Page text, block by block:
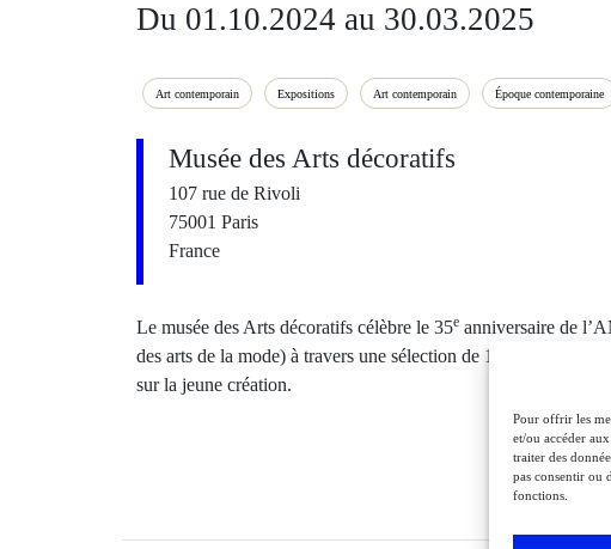
Pour offrir les
et/ou accéder
traiter des
pas consentir ou
fonctions.
Du 01.10.2024 au 30.03.2025
Art contemporain Expositions Art contemporain Époque contemporaine
Musée des Arts décoratifs
107 rue de Rivoli
75001 Paris
France
Le musée des Arts décoratifs célèbre le 35e anniversaire de
des arts de la mode) à travers une sélection de 17 silhouettes
sur la jeune création.